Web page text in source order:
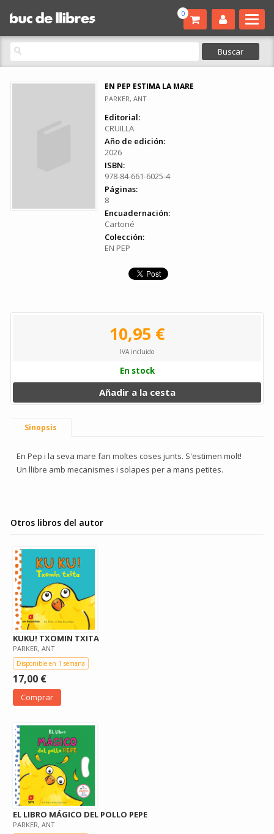
0
EN PEP ESTIMA LA MARE
PARKER, ANT
Editorial:
CRUILLA
Año de edición:
2026
ISBN:
978-84-661-6025-4
Páginas:
8
Encuadernación:
Cartoné
Colección:
EN PEP
10,95 €
IVA incluido
En stock
Añadir a la cesta
Sinopsis
En Pep i la seva mare fan moltes coses junts. S'estimen molt!
Un llibre amb mecanismes i solapes per a mans petites.
Otros libros del autor
KUKU! TXOMIN TXITA
PARKER, ANT
Disponible en 1 semana
17,00 €
Comprar
EL LIBRO MÁGICO DEL POLLO PEPE
PARKER, ANT